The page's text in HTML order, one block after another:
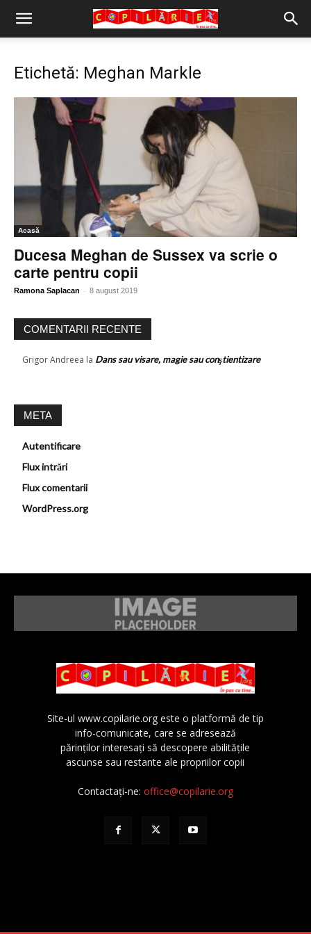
Copilărie.org
Etichetă: Meghan Markle
Acasă
Ducesa Meghan de Sussex va scrie o
carte pentru copii
Ramona Saplacan - 8 august 2019
COMENTARII RECENTE
Grigor Andreea la Dans sau visare, magie sau conştientizare
META
Autentificare
Flux intrări
Flux comentarii
WordPress.org
Site-ul www.copilarie.org este o platformă de tip
info-comunicate, care se adresează
părinţilor interesaţi să descopere abilităţile
ascunse sau restante ale propriilor copii
Contactați-ne: office@copilarie.org